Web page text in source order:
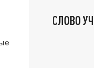
СЛОВО